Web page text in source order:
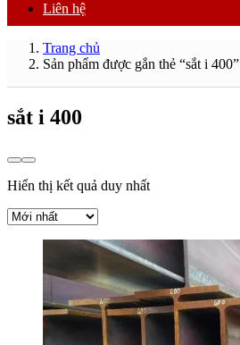
Liên hệ
Trang chủ
Sản phẩm được gắn thẻ “sắt i 400”
sắt i 400
Hiển thị kết quả duy nhất